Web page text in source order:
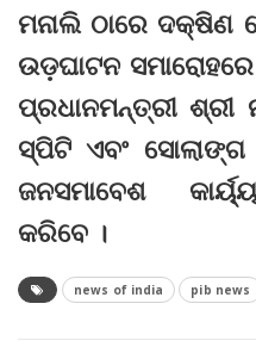
ମନାଲି ଠାରେ ଦକ୍ଷିଣ
ଉଡ଼ଘାଟନ
ପ୍ରଧାନମନ୍ତ୍ରୀ
ସ୍ପିଟି ଏବଂ
ଜନସମାବେଶ
କରିବେ ।
news of india pib news